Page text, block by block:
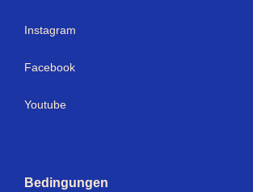
Instagram
Facebook
Youtube
Bedingungen